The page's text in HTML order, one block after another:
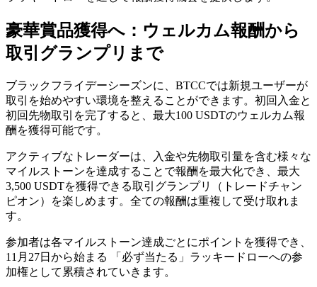
豪華賞品獲得へ：ウェルカム報酬から
取引グランプリまで
ブラックフライデーシーズンに、BTCCでは新規ユーザーが
取引を始めやすい環境を整えることができます。初回入金と
初回先物取引を完了すると、最大100 USDTのウェルカム報
酬を獲得可能です。
アクティブなトレーダーは、入金や先物取引量を含む様々な
マイルストーンを達成することで報酬を最大化でき、最大
3,500 USDTを獲得できる取引グランプリ（トレードチャン
ピオン）を楽しめます。全ての報酬は重複して受け取れま
す。
参加者は各マイルストーン達成ごとにポイントを獲得でき、
11月27日から始まる 「必ず当たる」ラッキードローへの参
加権として累積されていきます。